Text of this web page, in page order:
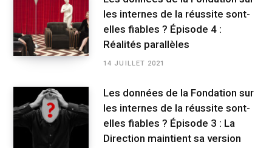
les internes de la réussite sont-
elles fiables ? Épisode 4 :
Réalités parallèles
14 JUILLET 2021
Les données de la Fondation sur
les internes de la réussite sont-
elles fiables ? Épisode 3 : La
Direction maintient sa version